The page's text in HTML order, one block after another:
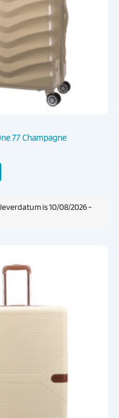
77 Champagne
is 10/08/2026 -